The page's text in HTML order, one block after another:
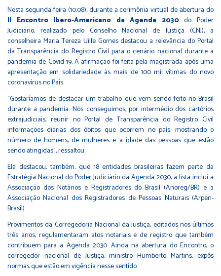
Nesta segunda-feira (10.08), durante a cerimônia virtual de abertura do
II Encontro Ibero-Americano da Agenda 2030do Poder
Judiciário, realizado pelo Conselho Nacional de Justiça (CNJ), a
conselheira Maria Tereza Uille Gomes destacou a relevância do Portal
da Transparência do Registro Civil para o cenário nacional durante a
pandemia de Covid-19. A afirmação foi feita pela magistrada após uma
apresentação em solidariedade às mais de 100 mil vítimas do novo
coronavírus no País.
“Gostaríamos de destacar um trabalho que vem sendo feito no Brasil
durante a pandemia. Nós conseguimos, por intermédio dos cartórios
extrajudiciais, reunir no Portal de Transparência do Registro Civil
informações diárias dos óbitos que ocorrem no país, mostrando o
número de homens, de mulheres e a idade das pessoas que estão
sendo atingidas”, ressaltou.
Ela destacou, também, que 18 entidades brasileiras fazem parte da
Estratégia Nacional do Poder Judiciário da Agenda 2030, a lista inclui a
Associação dos Notários e Registradores do Brasil (Anoreg/BR) e a
Associação Nacional dos Registradores de Pessoas Naturais (Arpen-
Brasil).
Provimentos da Corregedoria Nacional da Justiça, editados nos últimos
três anos, regulamentaram atos notariais e de registro que também
contribuem para a Agenda 2030. Ainda na abertura do Encontro, o
corregedor nacional de Justiça, ministro Humberto Martins, expôs
normas que estão em vigência nesse sentido.